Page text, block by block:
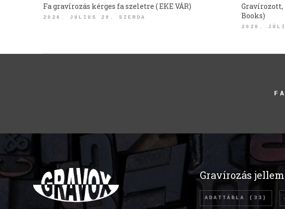
Fa gravírozás kérges fa szeletre ( EKE VÁR)
2026. JÚLIUS 29. SZERDA
Books)
2026.
Gravírozás
ADATTÁBLA (33)